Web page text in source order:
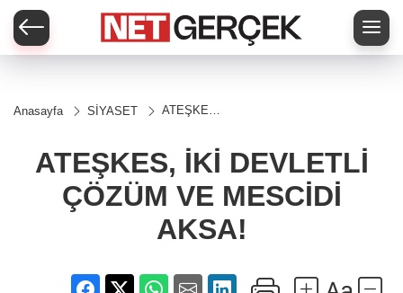
Anasayfa SİYASET
ATEŞKES,
ÇÖZÜM
VE
MESCİDİ
AKSA!
ATEŞKES, İKİ DEVLETLİ
ÇÖZÜM VE MESCİDİ
AKSA!